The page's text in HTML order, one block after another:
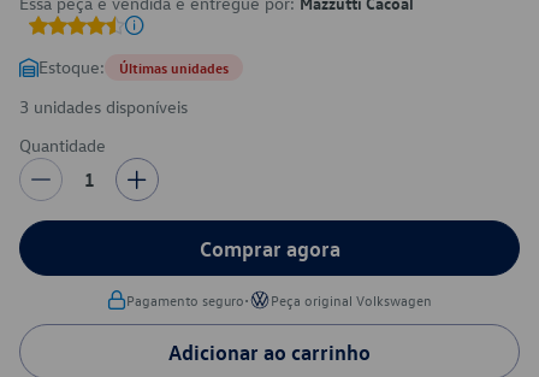
Estoque: Últimas unidades
3 unidades disponíveis
Quantidade
1
Comprar agora
Pagamento seguro• Peça original Volkswagen
Adicionar ao carrinho